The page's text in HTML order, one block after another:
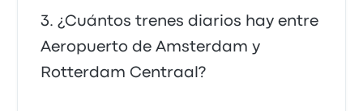
¿Cuántos trenes diarios hay entre
Aeropuerto de Amsterdam y
Rotterdam Centraal?